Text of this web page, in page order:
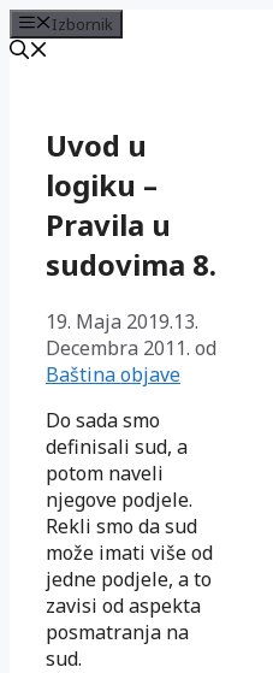
Izbornik
sadržajUvod u
logiku –
Pravila u
sudovima 8.
19. Maja 2019.13.
Decembra 2011. od
Baština objave
Do sada smo
definisali sud, a
potom naveli
njegove podjele.
Rekli smo da sud
može imati više od
jedne podjele, a to
zavisi od aspekta
posmatranja na
sud.